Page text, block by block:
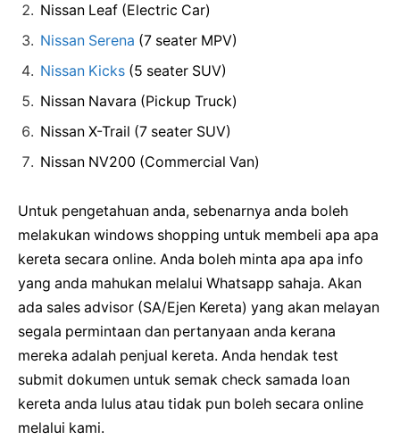
Nissan Leaf (Electric Car)
Nissan Serena (7 seater MPV)
Nissan Kicks (5 seater SUV)
Nissan Navara (Pickup Truck)
Nissan X-Trail (7 seater SUV)
Nissan NV200 (Commercial Van)
Untuk pengetahuan anda, sebenarnya anda boleh
melakukan windows shopping untuk membeli apa apa
kereta secara online. Anda boleh minta apa apa info
yang anda mahukan melalui Whatsapp sahaja. Akan
ada sales advisor (SA/Ejen Kereta) yang akan melayan
segala permintaan dan pertanyaan anda kerana
mereka adalah penjual kereta. Anda hendak test
submit dokumen untuk semak check samada loan
kereta anda lulus atau tidak pun boleh secara online
melalui kami.